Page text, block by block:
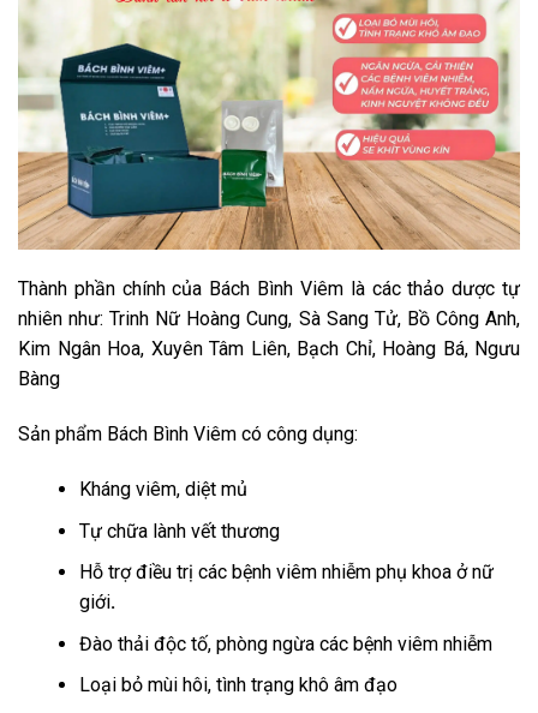
Thành phần chính của Bách Bình Viêm là các thảo dược tự
nhiên như: Trinh Nữ Hoàng Cung, Sà Sang Tử, Bồ Công Anh,
Kim Ngân Hoa, Xuyên Tâm Liên, Bạch Chỉ, Hoàng Bá, Ngưu
Bàng
Sản phẩm Bách Bình Viêm có công dụng:
Kháng viêm, diệt mủ
Tự chữa lành vết thương
Hỗ trợ điều trị các bệnh viêm nhiễm phụ khoa ở nữ
giới.
Đào thải độc tố, phòng ngừa các bệnh viêm nhiễm
Loại bỏ mùi hôi, tình trạng khô âm đạo